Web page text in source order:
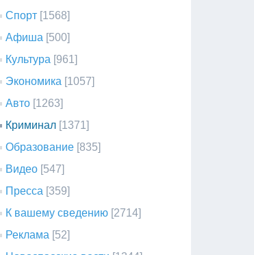
Спорт [1568]
Афиша [500]
Культура [961]
Экономика [1057]
Авто [1263]
Криминал [1371]
Образование [835]
Видео [547]
Пресса [359]
К вашему сведению [2714]
Реклама [52]